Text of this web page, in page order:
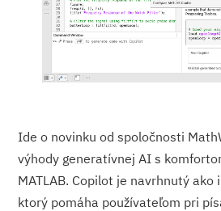
Ide o novinku od spoločnosti
výhody generatívnej AI s
MATLAB. Copilot je navrhnutý
ktorý pomáha používateľom pri